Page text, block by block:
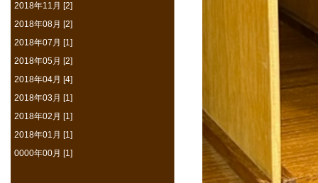
2018年11月 [2]
2018年08月 [2]
2018年07月 [1]
2018年05月 [2]
2018年04月 [4]
2018年03月 [1]
2018年02月 [1]
2018年01月 [1]
0000年00月 [1]